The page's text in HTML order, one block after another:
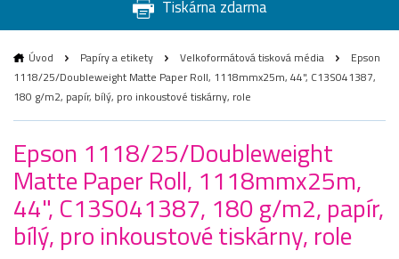
Tiskárna zdarma
Úvod Papíry a etikety Velkoformátová tisková média
Epson
1118/25/Doubleweight Matte Paper Roll, 1118mmx25m, 44", C13S041387,
180 g/m2, papír, bílý, pro inkoustové tiskárny, role
Epson 1118/25/Doubleweight
Matte Paper Roll, 1118mmx25m,
44", C13S041387, 180 g/m2, papír,
bílý, pro inkoustové tiskárny, role